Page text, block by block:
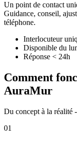
Un point de contact
Guidance, conseil,
téléphone.
Interlocuteur
Disponible du
Réponse < 24h
Comment
AuraMur
Du concept à la réalité
01